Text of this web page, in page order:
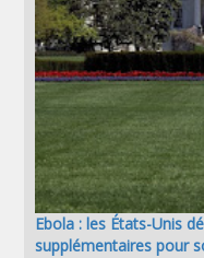
Ebola : les États-Unis
supplémentaires pour